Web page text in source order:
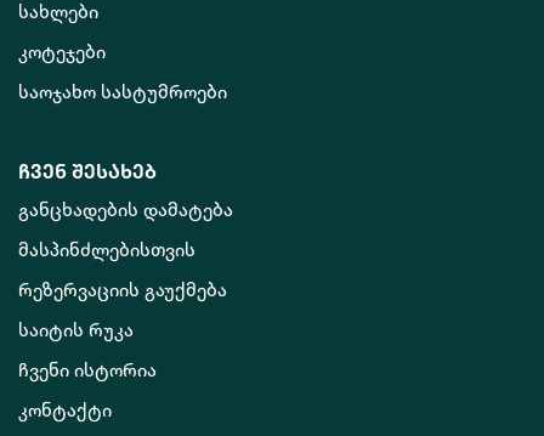
სახლები
კოტეჯები
საოჯახო სასტუმროები
ჩვენ შესახებ
განცხადების დამატება
მასპინძლებისთვის
რეზერვაციის გაუქმება
საიტის რუკა
ჩვენი ისტორია
კონტაქტი